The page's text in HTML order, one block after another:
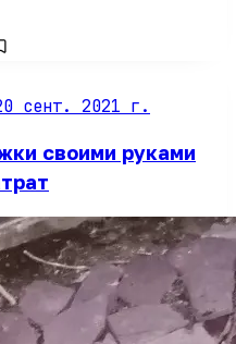
сент. 2021 г.
своими руками